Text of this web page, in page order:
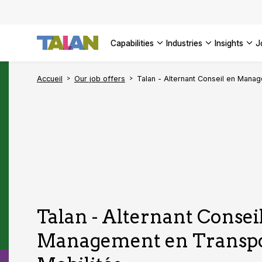
capabilities SEE ALL
industries insights
Accueil Our job offers Talan - Alternant Conseil en
Talan - Alternant
Management en